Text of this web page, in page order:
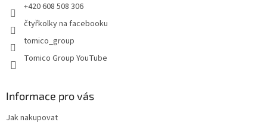
+420 608 508 306
čtyřkolky na facebooku
tomico_group
Tomico Group YouTube
Informace pro vás
Jak nakupovat